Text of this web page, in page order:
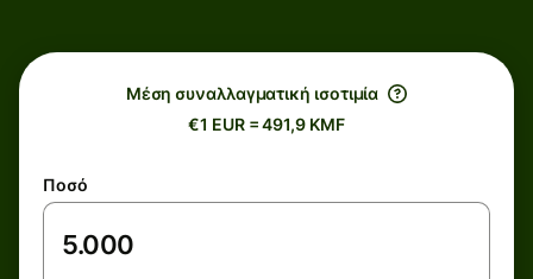
Μέση συναλλαγματική ισοτιμία
€1 EUR = 491,9 KMF
Ποσό